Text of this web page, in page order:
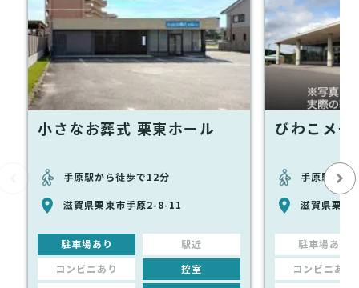
小さなお葬式 栗東ホール
手原駅から徒歩で12分
滋賀県栗東市手原2-8-11
駐車場あり 駅近
コンビニあり 控室
びわこメモ
手原駅から
滋賀県栗東
駐車場あり
コンビニあり